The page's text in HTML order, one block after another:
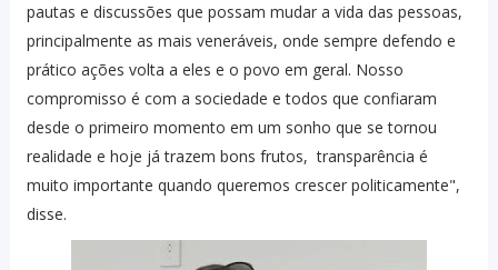
pautas e discussões que possam mudar a vida das pessoas,
principalmente as mais veneráveis, onde sempre defendo e
prático ações volta a eles e o povo em geral. Nosso
compromisso é com a sociedade e todos que confiaram
desde o primeiro momento em um sonho que se tornou
realidade e hoje já trazem bons frutos, transparência é
muito importante quando queremos crescer politicamente",
disse.